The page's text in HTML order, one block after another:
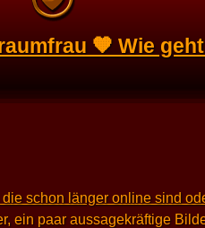
🧡 Wie
schon länger online sind
ein paar aussagekräftige